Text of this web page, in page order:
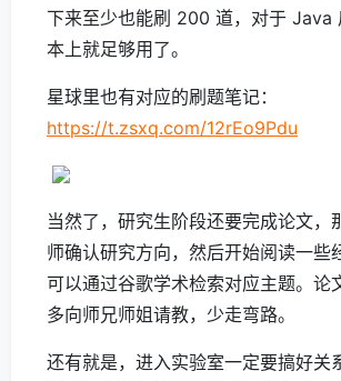
下来至少也能刷 200 道，对于 Java
本上就足够用了。
星球里也有对应的刷题笔记：
https://t.zsxq.com/12rEo9Pdu
当然了，研究生阶段还要完成论文，
师确认研究方向，然后开始阅读一些
可以通过谷歌学术检索对应主题。论
多向师兄师姐请教，少走弯路。
还有就是，进入实验室一定要搞好关